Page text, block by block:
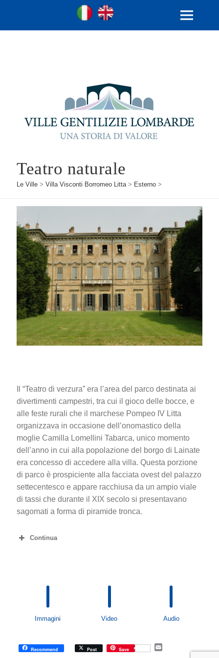
Ville Gentilizie Lombarde
Ita
MENU
Teatro naturale
Le Ville >Villa Visconti Borromeo Litta> Esterno >
Il “Teatro di verzura” era l’area del parco destinata ai
divertimenti campestri, tra cui il gioco delle bocce, e
alle feste rurali che il marchese Pompeo IV Litta
organizzava in occasione dell’onomastico della
moglie Camilla Lomellini Tabarca, unico momento
dell’anno in cui alla popolazione del borgo di Lainate
era concesso di accedere alla villa. Questa porzione
di parco è prospiciente alla facciata ovest del palazzo
settecentesco e appare racchiusa da un ampio viale
di tassi che durante il XIX secolo si presentavano
sagomati a forma di piramide tronca.
Continua
Immagini Video Audio
Recommend Post Save